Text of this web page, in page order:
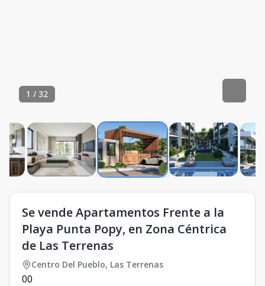
1 / 32
Se vende Apartamentos Frente a la
Playa Punta Popy, en Zona Céntrica
de Las Terrenas
Centro Del Pueblo, Las Terrenas
00